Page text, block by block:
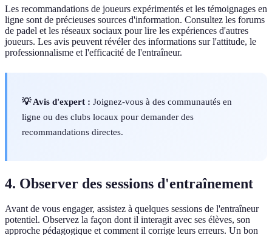
Les recommandations de joueurs expérimentés et les témoignages en
ligne sont de précieuses sources d'information. Consultez les forums
de padel et les réseaux sociaux pour lire les expériences d'autres
joueurs. Les avis peuvent révéler des informations sur l'attitude, le
professionnalisme et l'efficacité de l'entraîneur.
💡 Avis d'expert : Joignez-vous à des communautés en
ligne ou des clubs locaux pour demander des
recommandations directes.
4. Observer des sessions d'entraînement
Avant de vous engager, assistez à quelques sessions de l'entraîneur
potentiel. Observez la façon dont il interagit avec ses élèves, son
approche pédagogique et comment il corrige leurs erreurs. Un bon